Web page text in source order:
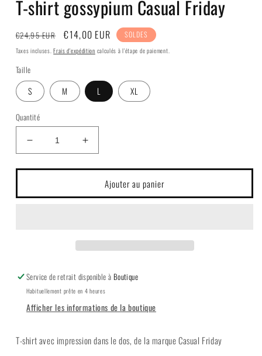
fenêtre
modale
T-shirt gossypium Casual Friday
Prix
habituel
€24,95 EUR
Prix
soldé
€14,00 EUR SOLDES
Taxes incluses.Frais d'expédition calculés à l'étape de paiement.
Taille
S M L XL
Quantité
Réduire
la
quantité
T-
Augmenter
la
quantité
T-
Friday
Ajouter au panier
Service de retrait disponible à Boutique
Habituellement prête en 4 heures
Afficher les informations de la boutique
T-shirt avec impression dans le dos, de la marque Casual Friday